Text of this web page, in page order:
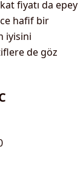
fiyatı da epey
hafif bir
iyisini
de göz